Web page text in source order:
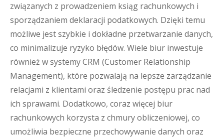
związanych z prowadzeniem ksiąg rachunkowych i
sporządzaniem deklaracji podatkowych. Dzięki temu
możliwe jest szybkie i dokładne przetwarzanie danych,
co minimalizuje ryzyko błędów. Wiele biur inwestuje
również w systemy CRM (Customer Relationship
Management), które pozwalają na lepsze zarządzanie
relacjami z klientami oraz śledzenie postępu prac nad
ich sprawami. Dodatkowo, coraz więcej biur
rachunkowych korzysta z chmury obliczeniowej, co
umożliwia bezpieczne przechowywanie danych oraz